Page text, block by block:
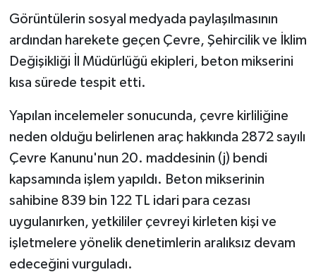
Görüntülerin sosyal medyada paylaşılmasının
ardından harekete geçen Çevre, Şehircilik ve İklim
Değişikliği İl Müdürlüğü ekipleri, beton mikserini
kısa sürede tespit etti.
Yapılan incelemeler sonucunda, çevre kirliliğine
neden olduğu belirlenen araç hakkında 2872 sayılı
Çevre Kanunu'nun 20. maddesinin (j) bendi
kapsamında işlem yapıldı. Beton mikserinin
sahibine 839 bin 122 TL idari para cezası
uygulanırken, yetkililer çevreyi kirleten kişi ve
işletmelere yönelik denetimlerin aralıksız devam
edeceğini vurguladı.